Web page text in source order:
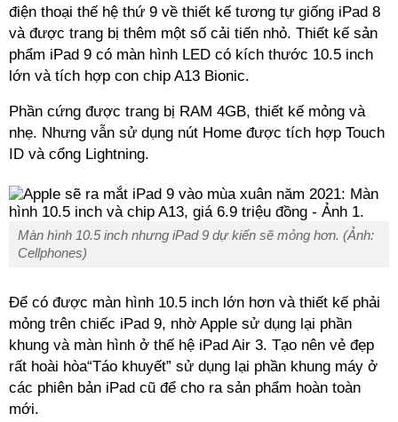
điện thoại thế hệ thứ 9 về thiết kế tương tự giống iPad 8
và được trang bị thêm một số cải tiến nhỏ. Thiết kế sản
phẩm iPad 9 có màn hình LED có kích thước 10.5 inch
lớn và tích hợp con chip A13 Bionic.
Phần cứng được trang bị RAM 4GB, thiết kế mỏng và
nhẹ. Nhưng vẫn sử dụng nút Home được tích hợp Touch
ID và cổng Lightning.
Màn hình 10.5 inch nhưng iPad 9 dự kiến sẽ mỏng hơn. (Ảnh:
Cellphones)
Để có được màn hình 10.5 inch lớn hơn và thiết kế phải
mỏng trên chiếc iPad 9, nhờ Apple sử dụng lại phần
khung và màn hình ở thế hệ iPad Air 3. Tạo nên vẻ đẹp
rất hoài hòa“Táo khuyết” sử dụng lại phần khung máy ở
các phiên bản iPad cũ để cho ra sản phẩm hoàn toàn
mới.